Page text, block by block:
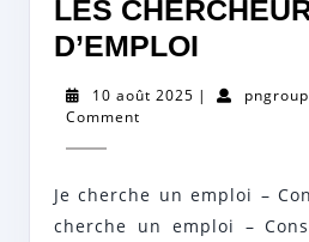
LES
D’EMPLOI
UN
10 août 2025 10|
Comment
Je cherche un emploi –
cherche un emploi –